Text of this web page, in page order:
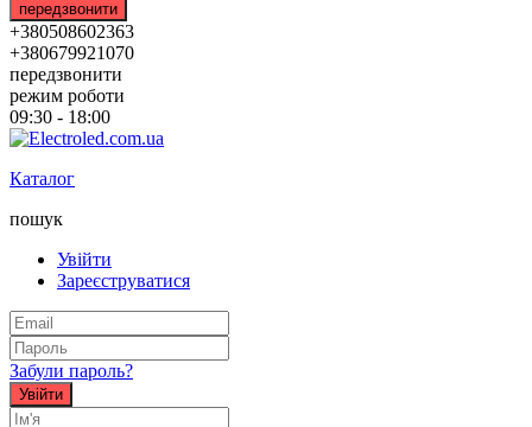
+380508602363
+380679921070
передзвонити
режим роботи
09:30 - 18:00
Каталог
пошук
Увійти
Зареєструватися
Забули пароль?
Увійти